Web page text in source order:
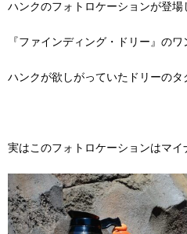
ハンクのフォトロケーションが登場
『ファインディング・ドリー』のワ
ハンクが欲しがっていたドリーのタ
実はこのフォトロケーションはマイ